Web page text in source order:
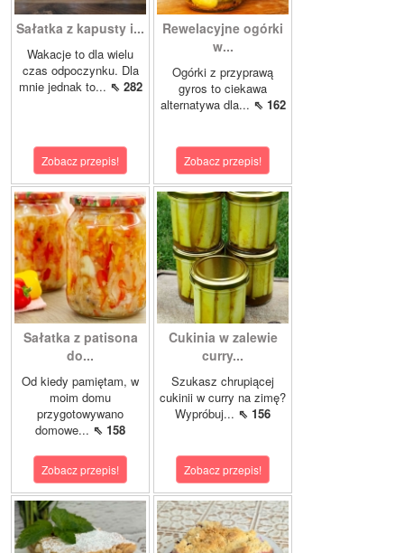
Sałatka z kapusty i...
Wakacje to dla wielu
czas odpoczynku. Dla
mnie jednak to... ⇖ 282
Zobacz przepis!
Rewelacyjne ogórki
w...
Ogórki z przyprawą
gyros to ciekawa
alternatywa dla... ⇖ 162
Zobacz przepis!
Sałatka z patisona
do...
Od kiedy pamiętam, w
moim domu
przygotowywano
domowe... ⇖ 158
Zobacz przepis!
Cukinia w zalewie
curry...
Szukasz chrupiącej
cukinii w curry na zimę?
Wypróbuj... ⇖ 156
Zobacz przepis!